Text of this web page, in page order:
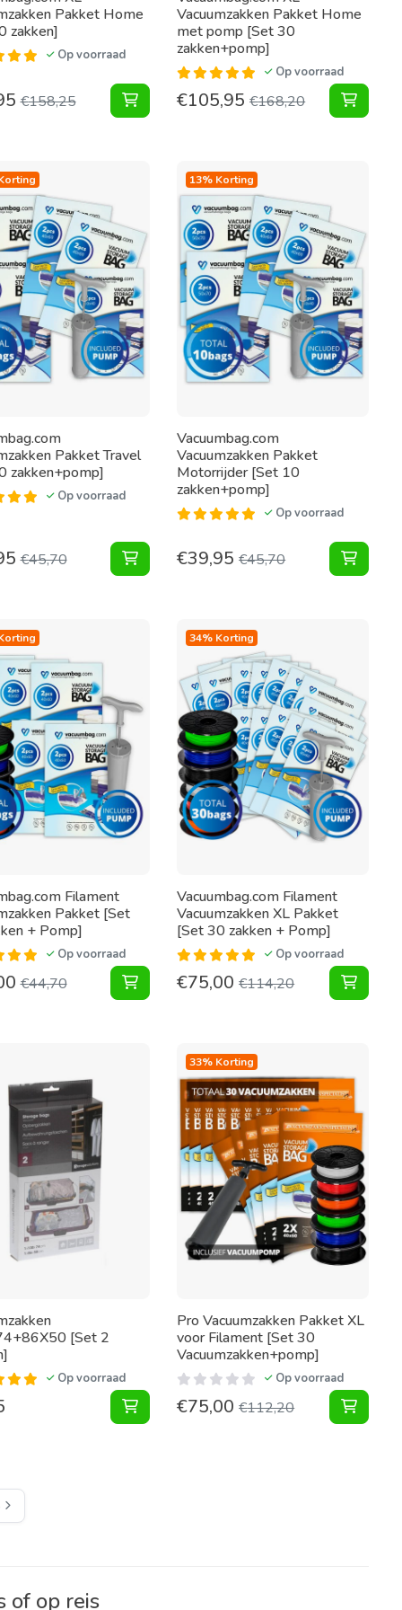
toevoegen aan winkelwagen
Pakket Home Large Bags [Set 12 zakken] toevoegen aan
Pakket Home
zakken]
Op voorraad
€158,25 XL Vacuumzakken Pakket Home [Set 30
Vacuumzakken Pakket Home
met pomp [Set 30
zakken+pomp]
Op voorraad
€105,95€168,20 XL
toevoegen aan winkelwagen
voor Tuinkussens Pakket met opbergtas [Set 10
Pakket Travel
zakken+pomp]
Op voorraad
€45,70 Vacuumzakken Pakket Travel [Set 10
13% Korting
Vacuumbag.com
Vacuumzakken Pakket
Motorrijder [Set 10
zakken+pomp]
Op voorraad
€39,95€45,70
+ Pomp] toevoegen aan winkelwagen
Vacuumzakken Pakket XL [Set 30 zakken + Pomp]
Filament
Pakket [Set
+ Pomp]
Op voorraad
€44,70 Filament Vacuumzakken Pakket [Set 10
34% Korting
Vacuumbag.com Filament
Vacuumzakken XL Pakket
[Set 30 zakken + Pomp]
Op voorraad
€75,00€114,20
aan winkelwagen
Vacuumzakken [Set 10 Zakken] toevoegen aan winkelwagen
[Set 2
Op voorraad
Vacuumzakken 130X74+86X50 [Set 2
33% Korting
Pro Vacuumzakken Pakket XL
voor Filament [Set 30
Vacuumzakken+pomp]
Op voorraad
€75,00€112,20
of op reis